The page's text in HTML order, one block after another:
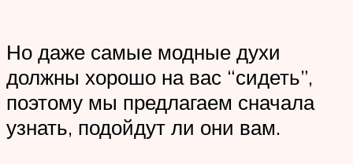
Но даже самые модные духи
должны хорошо на вас “сидеть”,
поэтому мы предлагаем сначала
узнать, подойдут ли они вам.